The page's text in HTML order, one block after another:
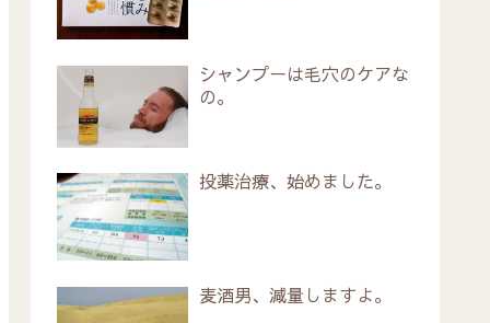
シャンプーは毛穴のケアな
の。
投薬治療、始めました。
麦酒男、減量しますよ。